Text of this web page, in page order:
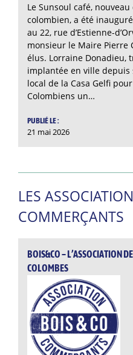
Le Sunsoul café,
colombien, a été
au 22, rue d’Estienne-
monsieur le Maire Pierre
élus. Lorraine Donadieu,
implantée en ville
local de la Casa Gelfi
Colombiens un…
PUBLIÉ LE :
21 mai 2026
LES
COMMERÇANTS
BOIS&CO – L’ASSOCIATION
COLOMBES